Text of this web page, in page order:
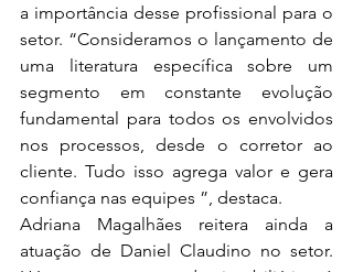
a importância desse profissional para o
setor. “Consideramos o lançamento de
uma literatura específica sobre um
segmento em constante evolução
fundamental para todos os envolvidos
nos processos, desde o corretor ao
cliente. Tudo isso agrega valor e gera
confiança nas equipes ”, destaca.
Adriana Magalhães reitera ainda a
atuação de Daniel Claudino no setor.